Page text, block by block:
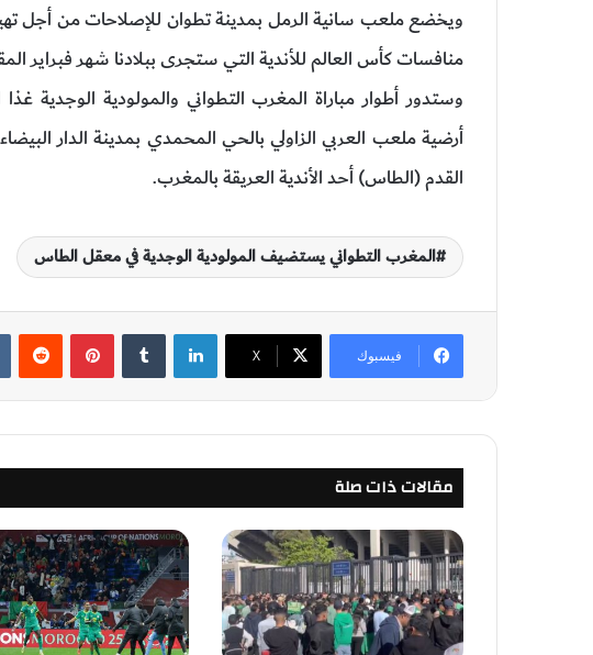
ويخضع ملعب سانية الرمل بمدينة تطوان للإصلاحات من أجل
منافسات كأس العالم للأندية التي ستجرى ببلادنا شهر فبراير
وستدور أطوار مباراة المغرب التطواني والمولودية الوجدية
أرضية ملعب العربي الزاولي بالحي المحمدي بمدينة الدار
القدم (الطاس) أحد الأندية العريقة بالمغرب.
المغرب التطواني يستضيف المولودية الوجدية في معقل الطاس
فيسبوك ‫X
لينكدإن بينتيريست
مقالات ذات صلة